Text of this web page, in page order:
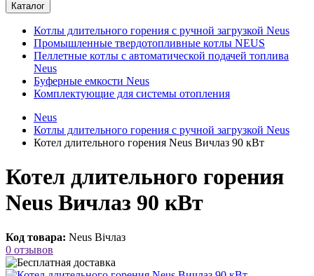
Каталог
Котлы длительного горения с ручной загрузкой Neus
Промышленные твердотопливные котлы NEUS
Пеллетные котлы с автоматической подачей топлива
Neus
Буферные емкости Neus
Комплектующие для системы отопления
Neus
Котлы длительного горения с ручной загрузкой Neus
Котел длительного горения Neus Вичлаз 90 кВт
Котел длительного горения
Neus Вичлаз 90 кВт
Код товара: Neus Вічлаз
0 отзывов